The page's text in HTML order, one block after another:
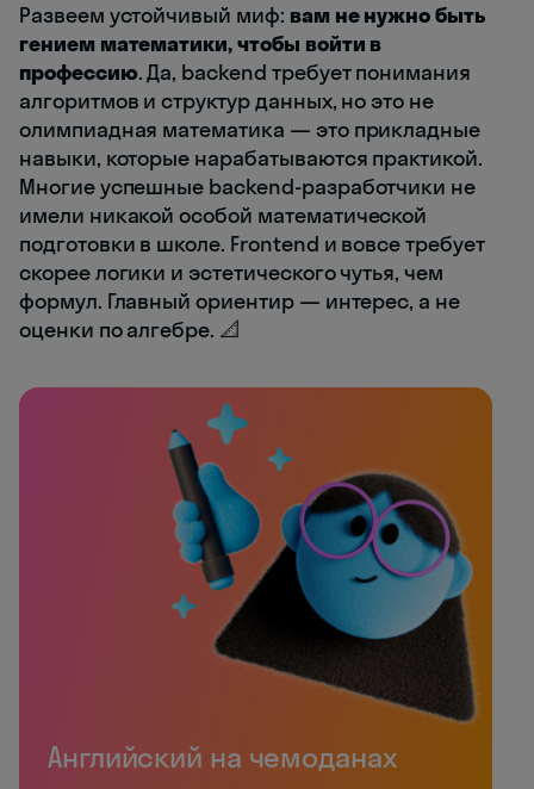
Развеем устойчивый миф: вам не нужно быть
гением математики, чтобы войти в
профессию. Да, backend требует понимания
алгоритмов и структур данных, но это не
олимпиадная математика — это прикладные
навыки, которые нарабатываются практикой.
Многие успешные backend-разработчики не
имели никакой особой математической
подготовки в школе. Frontend и вовсе требует
скорее логики и эстетического чутья, чем
формул. Главный ориентир — интерес, а не
оценки по алгебре. 📐
Английский на чемоданах